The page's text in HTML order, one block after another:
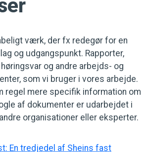
værk, der fx redegør for en
og udgangspunkt. Rapporter,
og andre arbejds- og
som vi bruger i vores arbejde.
regel mere specifik information om
af dokumenter er udarbejdet i
organisationer eller eksperter.